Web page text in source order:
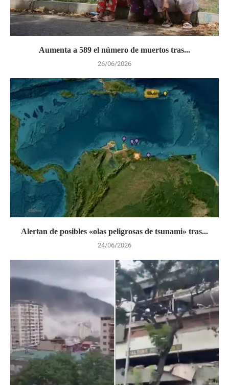
Aumenta a 589 el número de muertos tras...
26/06/2026
Alertan de posibles «olas peligrosas de tsunami» tras...
24/06/2026